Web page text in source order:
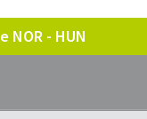
NOR - HUN